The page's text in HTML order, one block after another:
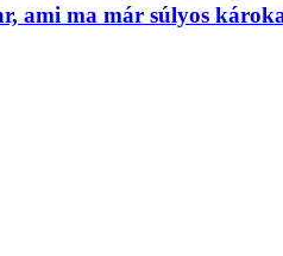
ami ma már súlyos